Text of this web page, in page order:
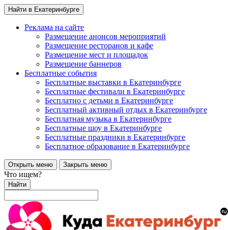
Найти в Екатеринбурге
Реклама на сайте
Размещение анонсов мероприятий
Размещение ресторанов и кафе
Размещение мест и площадок
Размещение баннеров
Бесплатные события
Бесплатные выставки в Екатеринбурге
Бесплатные фестивали в Екатеринбурге
Бесплатно с детьми в Екатеринбурге
Бесплатный активный отдых в Екатеринбурге
Бесплатная музыка в Екатеринбурге
Бесплатные шоу в Екатеринбурге
Бесплатные праздники в Екатеринбурге
Бесплатное образование в Екатеринбурге
Открыть меню Закрыть меню
Что ищем?
Найти